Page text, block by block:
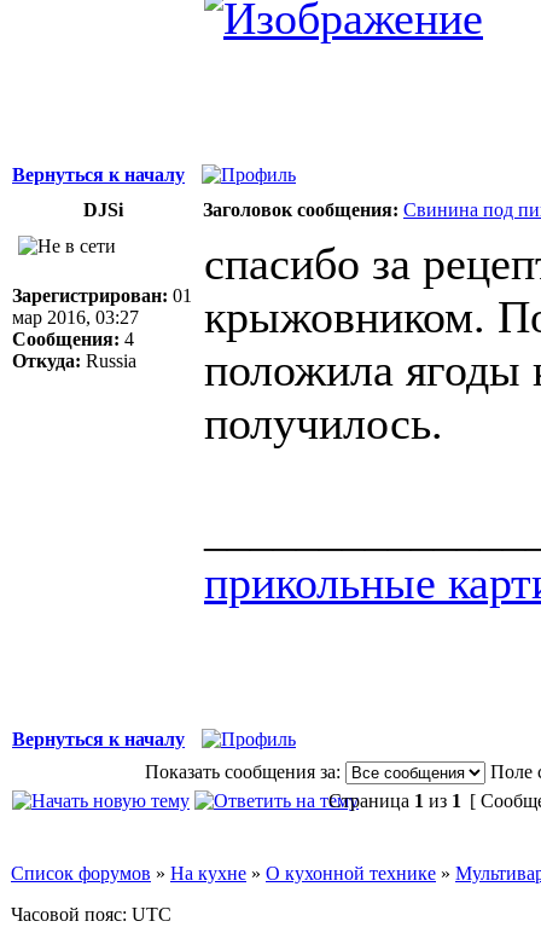
Вернуться к началу
DJSi
Заголовок сообщения: Свинина под
Зарегистрирован: 01
мар 2016, 03:27
Сообщения: 4
Откуда: Russia
спасибо за
крыжовником.
положила ягоды
получилось.
прикольные
Вернуться к началу
Показать сообщения за:
Поле
Страница 1 из 1 [
Список форумов » На кухне » О кухонной технике »
Часовой пояс: UTC